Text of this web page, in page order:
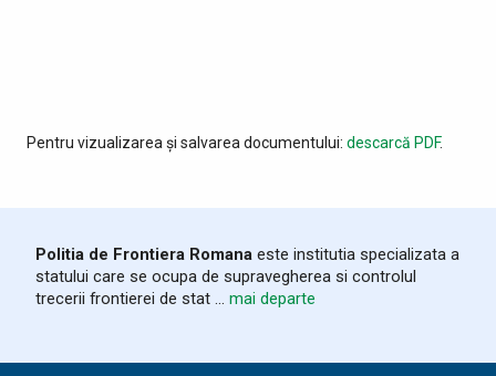
Pentru vizualizarea și salvarea documentului: descarcă PDF.
Politia de Frontiera Romana este institutia specializata a
statului care se ocupa de supravegherea si controlul
trecerii frontierei de stat ... mai departe